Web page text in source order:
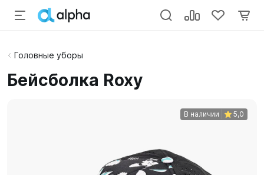
Головные уборы
Бейсболка Roxy
В наличии 5,0